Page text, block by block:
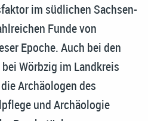
im südlichen Sachsen-
Funde von
Epoche. Auch bei den
Wörbzig im Landkreis
Archäologen des
und Archäologie